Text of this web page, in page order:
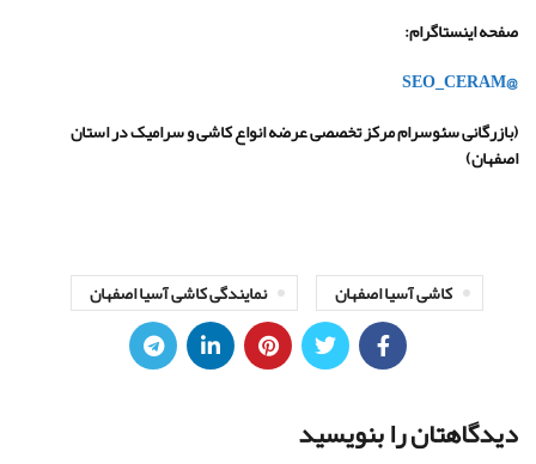
صفحه اینستاگرام:
@SEO_CERAM
(بازرگانی سئوسرام مرکز تخصصی عرضه انواع کاشی و سرامیک در استان
اصفهان)
کاشی آسیا اصفهان نمایندگی کاشی آسیا اصفهان
دیدگاهتان را بنویسید